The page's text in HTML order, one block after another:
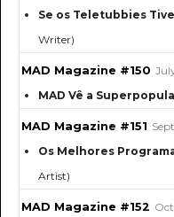
Se os Teletubbies
Writer)
MAD Magazine #150
MAD Vê a
MAD Magazine #151
Os Melhores
Artist)
MAD Magazine #152